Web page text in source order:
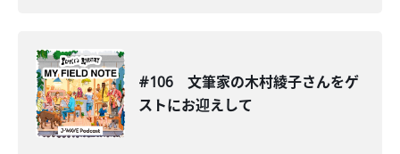
#106 文筆家の木村綾子さんをゲ
ストにお迎えして